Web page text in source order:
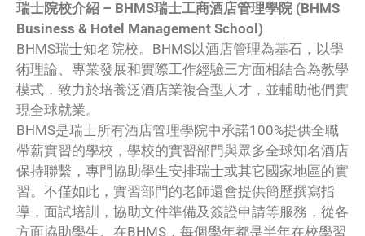
瑞士院校介紹 – BHMS瑞士工商酒店管理學院 (BHMS
Business & Hotel Management School)
BHMS瑞士知名院校。BHMS以酒店管理為基石，以學
術理論、專業發展和實際工作經驗三方面相結合為教學
模式，致力於培養泛酒店業複合型人才，並輔助他們實
現全球就業。
BHMS是瑞士所有酒店管理學院中承諾100%提供全職
帶薪實習的學校，學校的實習部門與眾多全球知名酒店
保持聯繫，專門協助學生安排瑞士或其它國家地區的實
習。不僅如此，實習部門的老師還會提供簡歷撰寫指
導，面試培訓，協助文件準備及簽證申請等服務，從各
方面協助學生。在BHMS，每個學年都是半年在校學習